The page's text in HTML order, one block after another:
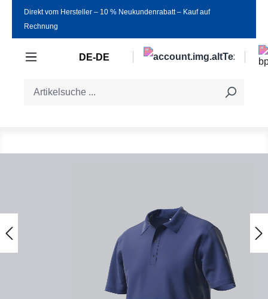
Zum Hauptinhalt springen
Direkt vom Hersteller ‒ 10 % Neukundenrabatt ‒ Kauf auf
Rechnung
DE-DE